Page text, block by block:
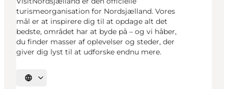
turismeorganisation for Nordsjælland. Vores
mål er at inspirere dig til at opdage alt det
bedste, området har at byde på – og vi håber,
du finder masser af oplevelser og steder, der
giver dig lyst til at udforske endnu mere.
Vælg sprog